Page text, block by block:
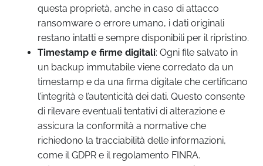
questa proprietà, anche in caso di attacco
ransomware o errore umano, i dati originali
restano intatti e sempre disponibili per il ripristino.
Timestamp e firme digitali: Ogni file salvato in
un backup immutabile viene corredato da un
timestamp e da una firma digitale che certificano
l’integrità e l’autenticità dei dati. Questo consente
di rilevare eventuali tentativi di alterazione e
assicura la conformità a normative che
richiedono la tracciabilità delle informazioni,
come il GDPR e il regolamento FINRA.